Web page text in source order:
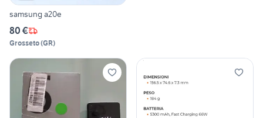
samsung a20e
80 €
Grosseto(GR)